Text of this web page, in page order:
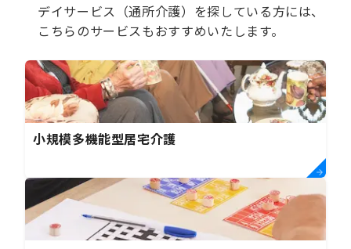
デイサービス（通所介護）を探している方には、
こちらのサービスもおすすめいたします。
小規模多機能型居宅介護